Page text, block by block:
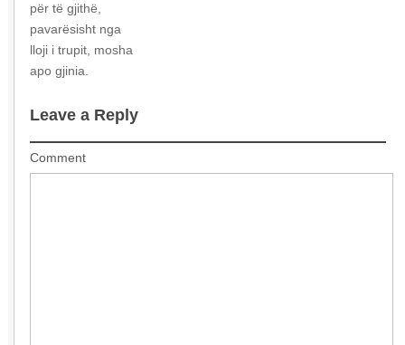
për të gjithë,
pavarësisht nga
lloji i trupit, mosha
apo gjinia.
Leave a Reply
Comment